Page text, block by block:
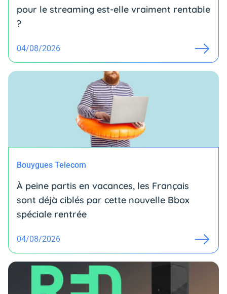
pour le streaming est-elle vraiment rentable
?
04/08/2026
Bouygues Telecom
À peine partis en vacances, les Français
sont déjà ciblés par cette nouvelle Bbox
spéciale rentrée
04/08/2026